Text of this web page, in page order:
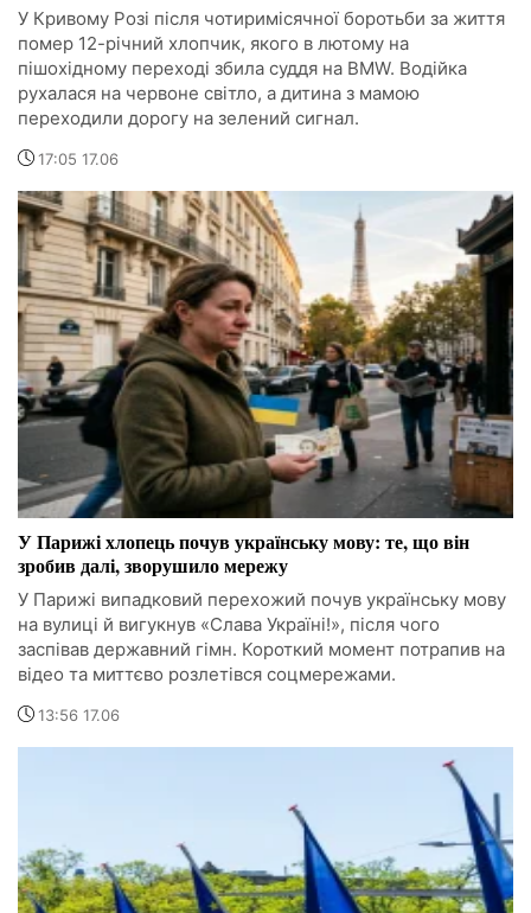
У Кривому Розі після чотиримісячної боротьби за життя
помер 12-річний хлопчик, якого в лютому на
пішохідному переході збила суддя на BMW. Водійка
рухалася на червоне світло, а дитина з мамою
переходили дорогу на зелений сигнал.
17:05 17.06
У Парижі хлопець почув українську мову: те, що він
зробив далі, зворушило мережу
У Парижі випадковий перехожий почув українську мову
на вулиці й вигукнув «Слава Україні!», після чого
заспівав державний гімн. Короткий момент потрапив на
відео та миттєво розлетівся соцмережами.
13:56 17.06